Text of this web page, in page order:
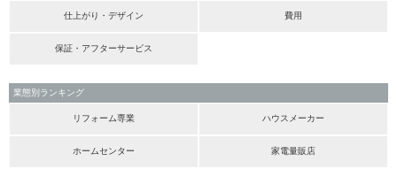
仕上がり・デザイン 費用
保証・アフターサービス
業態別ランキング
リフォーム専業 ハウスメーカー
ホームセンター 家電量販店